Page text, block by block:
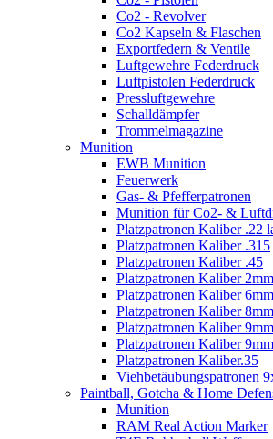
Co2 - Revolver
Co2 Kapseln & Flaschen
Exportfedern & Ventile
Luftgewehre Federdruck
Luftpistolen Federdruck
Pressluftgewehre
Schalldämpfer
Trommelmagazine
Munition
EWB Munition
Feuerwerk
Gas- & Pfefferpatronen
Munition für Co2- &
Platzpatronen Kaliber .22
Platzpatronen Kaliber .315
Platzpatronen Kaliber .45
Platzpatronen Kaliber 2mm
Platzpatronen Kaliber 6mm
Platzpatronen Kaliber 8mm
Platzpatronen Kaliber
Platzpatronen Kaliber
Platzpatronen Kaliber.35
Viehbetäubungspatronen
Paintball, Gotcha & Home
Munition
RAM Real Action Marker